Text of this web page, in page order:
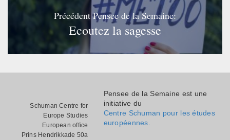
Précédent Pensee de la Semaine:
Ecoutez la sagesse
Schuman Centre for
Europe Studies
European office
Prins Hendrikkade 50a
Pensee de la Semaine est une
initiative du
Centre Schuman pour les études
européennes.